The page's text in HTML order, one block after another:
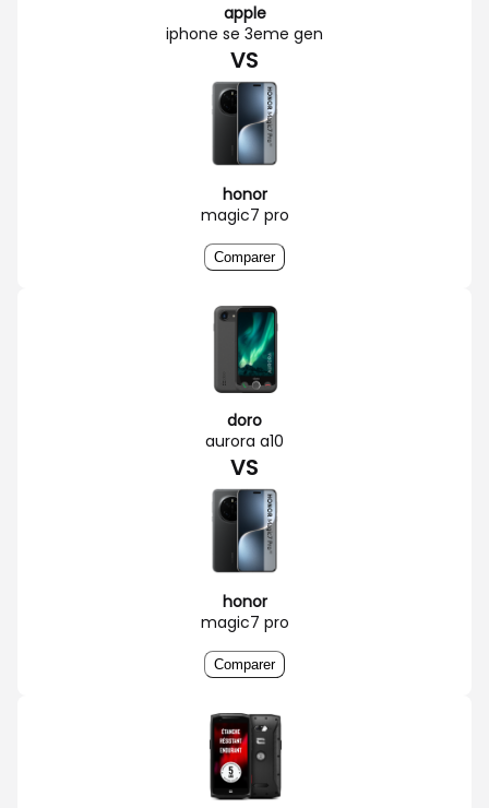
apple
iphone se 3eme gen
VS
honor
magic7 pro
Comparer
doro
aurora a10
VS
honor
magic7 pro
Comparer